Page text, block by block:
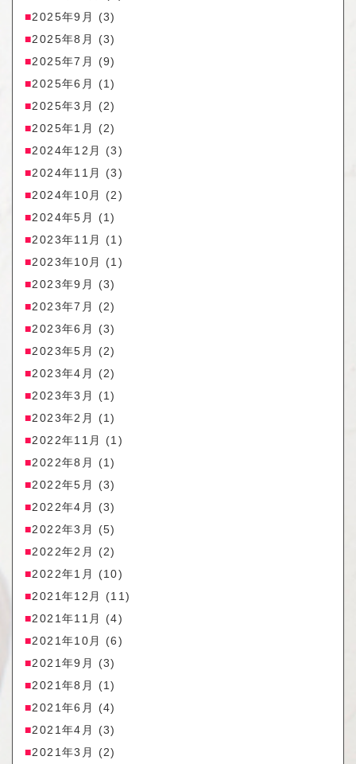
2025年9月
(3)
2025年8月
(3)
2025年7月
(9)
2025年6月
(1)
2025年3月
(2)
2025年1月
(2)
2024年12月
(3)
2024年11月
(3)
2024年10月
(2)
2024年5月
(1)
2023年11月
(1)
2023年10月
(1)
2023年9月
(3)
2023年7月
(2)
2023年6月
(3)
2023年5月
(2)
2023年4月
(2)
2023年3月
(1)
2023年2月
(1)
2022年11月
(1)
2022年8月
(1)
2022年5月
(3)
2022年4月
(3)
2022年3月
(5)
2022年2月
(2)
2022年1月
(10)
2021年12月
(11)
2021年11月
(4)
2021年10月
(6)
2021年9月
(3)
2021年8月
(1)
2021年6月
(4)
2021年4月
(3)
2021年3月
(2)